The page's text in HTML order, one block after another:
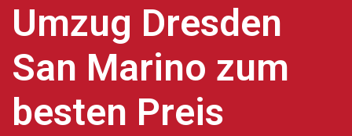
Umzug Dresden
San Marino zum
besten Preis